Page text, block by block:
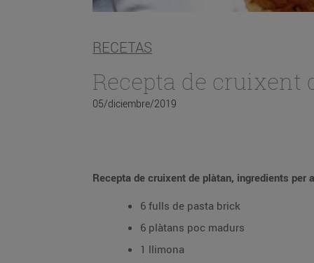
RECETAS
Recepta de cruixent
05/diciembre/2019
Recepta de cruixent de plàtan, ingredients per
6 fulls de pasta brick
6 plàtans poc madurs
1 llimona